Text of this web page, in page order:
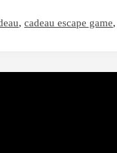
, cadeau escape game,